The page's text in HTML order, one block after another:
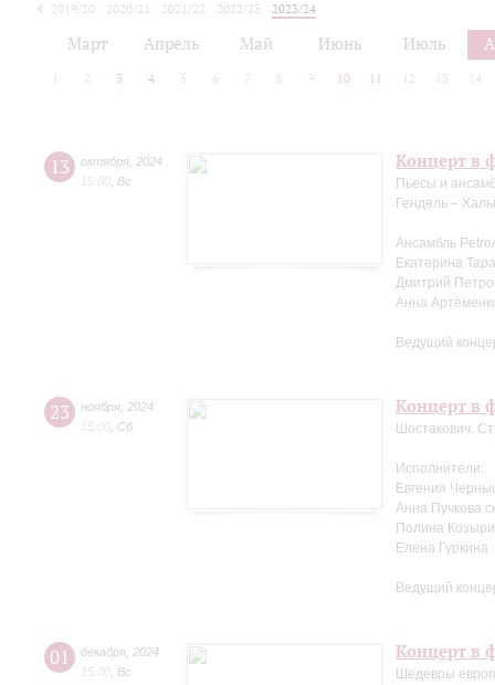
2019/20 2020/21 2021/22 2022/23
2023/24
Март Апрель Май Июнь Июль
2 3 4 5 6 7 8 9 10 11 12 13 14
13 октября 2024
15:00 Вс
Концерт в
Пьесы и
Гендель –
Ансамбль
Екатерина
Дмитрий
Анна
Ведущий
23 ноября 2024
15:00 Сб
Концерт в
Шостакович.
Исполнители:
Евгения
Анна Пучкова
Полина
Елена Гуркина
Ведущий
01 декабря 2024
15:00 Вс
Концерт в
Шедевры